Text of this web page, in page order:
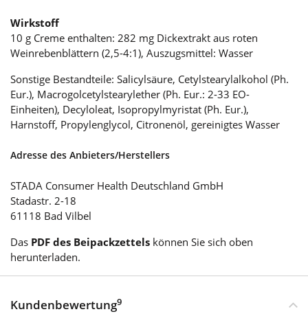
Wirkstoff
10 g Creme enthalten: 282 mg Dickextrakt aus roten
Weinrebenblättern (2,5-4:1), Auszugsmittel: Wasser
Sonstige Bestandteile: Salicylsäure, Cetylstearylalkohol (Ph.
Eur.), Macrogolcetylstearylether (Ph. Eur.: 2-33 EO-
Einheiten), Decyloleat, Isopropylmyristat (Ph. Eur.),
Harnstoff, Propylenglycol, Citronenöl, gereinigtes Wasser
Adresse des Anbieters/Herstellers
STADA Consumer Health Deutschland GmbH
Stadastr. 2-18
61118 Bad Vilbel
Das PDF des Beipackzettels können Sie sich oben
herunterladen.
Kundenbewertung9